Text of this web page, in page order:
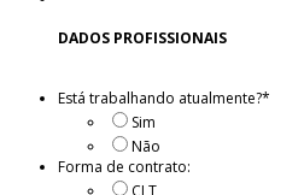
DADOS PROFISSIONAIS
Está trabalhando atualmente?*
Sim
Não
Forma de contrato:
CLT